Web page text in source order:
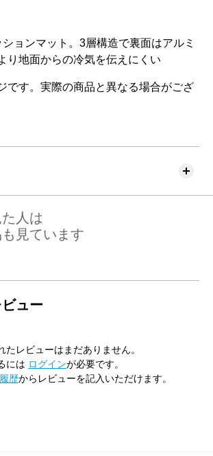
ョンマット。3層構造で裏面はアルミ
り地面からの冷気を伝えにくい
です。実際の商品と異なる場合がござ
人は
見ています
ュー
たレビューはまだありません。
には ログインが必要です。
歴からレビューを記入いただけます。